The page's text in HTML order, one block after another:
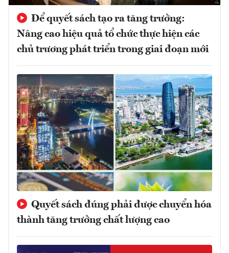
Để quyết sách tạo ra tăng trưởng:
Nâng cao hiệu quả tổ chức thực hiện các
chủ trương phát triển trong giai đoạn mới
Quyết sách đúng phải được chuyển hóa
thành tăng trưởng chất lượng cao